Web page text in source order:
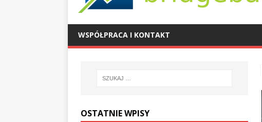
WSPÓŁPRACA I KONTAKT
OSTATNIE WPISY